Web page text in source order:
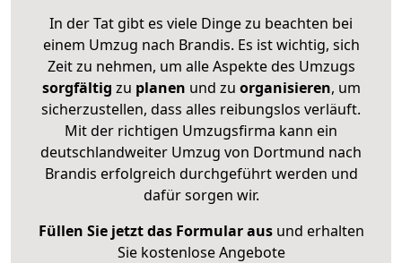
In der Tat gibt es viele Dinge zu beachten bei
einem Umzug nach Brandis. Es ist wichtig, sich
Zeit zu nehmen, um alle Aspekte des Umzugs
sorgfältig zu planen und zu organisieren, um
sicherzustellen, dass alles reibungslos verläuft.
Mit der richtigen Umzugsfirma kann ein
deutschlandweiter Umzug von Dortmund nach
Brandis erfolgreich durchgeführt werden und
dafür sorgen wir.
Füllen Sie jetzt das Formular ausund erhalten
Sie kostenlose Angebote